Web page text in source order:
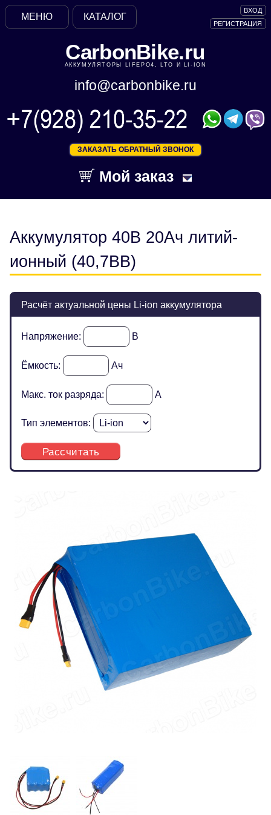
CarbonBike.ru
АККУМУЛЯТОРЫ LIFEPO4, LTO И LI-ION
info@carbonbike.ru
ЗАКАЗАТЬ ОБРАТНЫЙ ЗВОНОК
Мой заказ
ВХОД
РЕГИСТРАЦИЯ
КАТАЛОГ
МЕНЮ
Аккумулятор 40В 20Ач литий-
ионный (40,7ВВ)
Расчёт актуальной цены Li-ion аккумулятора
Напряжение: В
Ёмкость: Ач
Макс. ток разряда: А
Тип элементов:
Рассчитать